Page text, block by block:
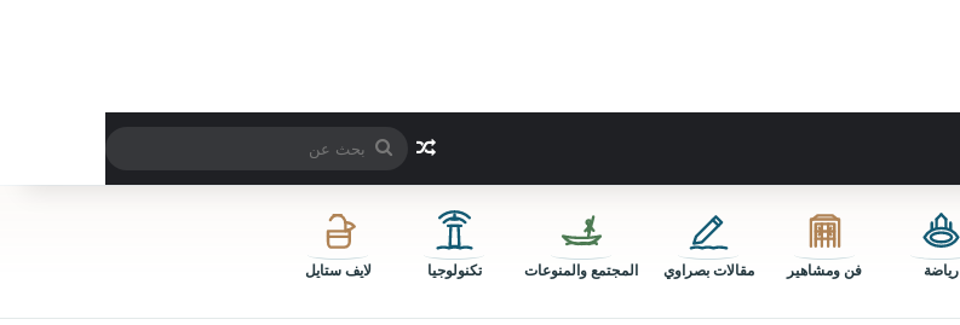
مقال عشوائي
بحث
عن
رياضة فن ومشاهير مقالات بصراوي المجتمع والمنوعات تكنولوجيا لايف ستايل